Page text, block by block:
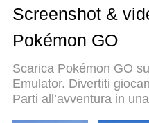
ciò che ti aspetti.
su PC. Gioca quanto
batteria, dati mobili e
a Pokémon GO su PC.
nostra esperienza, lo
dei tasti preimpostati
Screenshot &
Pokémon GO
Scarica Pokémon GO
Emulator. Divertiti
Parti all’avventura in